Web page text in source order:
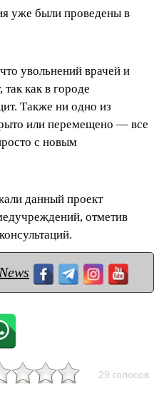
уже были проведены в
увольнений врачей и
так как в городе
Также ни одно из
или перемещено — все
с новым
данный проект
отметив
29 голосов